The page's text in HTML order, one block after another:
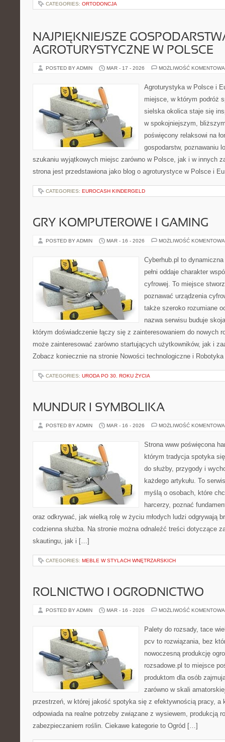
CATEGORIES: ORTODONCJA
NAJPIĘKNIEJSZE
AGROTURYSTYCZNE W POLSCE
POSTED BY ADMIN MAR - 17 - 2026 MOŻLIWOŚĆ
Agroturystyka w Polsce i
miejsce, w którym podróż
sielska okolica staje się
w spokojniejszym,
poświęcony relaksowi na
gospodarstw, poznawaniu
szukaniu wyjątkowych miejsc zarówno w Polsce, jak i w innych
strona jest przedstawiona jako blog o agroturystyce w Polsce i
CATEGORIES: EUROCASH KINDERGELD
GRY KOMPUTEROWE I GAMING
POSTED BY ADMIN MAR - 16 - 2026 MOŻLIWOŚĆ
Cyberhub.pl to
pełni oddaje charakter
cyfrowej. To miejsce
poznawać urządzenia
także szeroko rozumiane
nazwa serwisu buduje
którym doświadczenie łączy się z zainteresowaniem do nowych
może zainteresować zarówno startujących użytkowników, jak i
Zobacz koniecznie na stronie Nowości technologiczne i
CATEGORIES: URODA PO 30. ROKU ŻYCIA
MUNDUR I SYMBOLIKA
POSTED BY ADMIN MAR - 16 - 2026 MOŻLIWOŚĆ
Strona www poświęcona
którym tradycja spotyka
do służby, przygody i
każdego artykułu. To
myślą o osobach, które
harcerzy, poznać
oraz odkrywać, jak wielką rolę w życiu młodych ludzi odgrywają
codzienna służba. Na stronie można odnaleźć treści dotyczące
skautingu, jak i […]
CATEGORIES: MEBLE W STYLACH WNĘTRZARSKICH
ROLNICTWO I OGRODNICTWO
POSTED BY ADMIN MAR - 16 - 2026 MOŻLIWOŚĆ
Palety do rozsady, tace
pcv to rozwiązania, bez
nowoczesną produkcję
rozsadowe.pl to miejsce
produktom dla osób
zarówno w skali
przestrzeń, w której jakość spotyka się z efektywnością pracy, a
odpowiada na realne potrzeby związane z wysiewem, produkcją
zabezpieczaniem roślin. Ciekawe kategorie to Ogród […]